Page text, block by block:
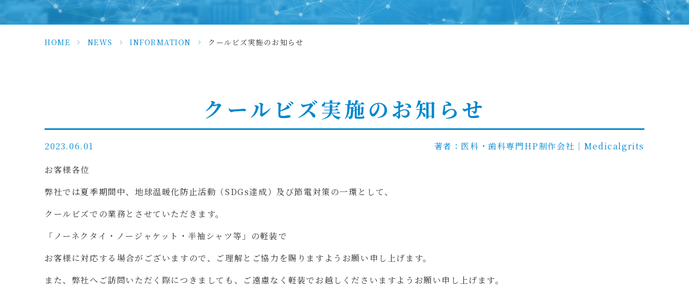
HOME > NEWS > INFORMATION > クールビズ実施のお知らせ
クールビズ実施のお知らせ
2023.06.01
著者：医科・歯科専門HP制作会社｜Medicalgrits
お客様各位
弊社では夏季期間中、地球温暖化防止活動（SDGs達成）及び節電対策の一環として、
クールビズでの業務とさせていただきます。
「ノーネクタイ・ノージャケット・半袖シャツ等」の軽装で
お客様に対応する場合がございますので、ご理解とご協力を賜りますようお願い申し上げます。
また、弊社へご訪問いただく際につきましても、ご遠慮なく軽装でお越しくださいますようお願い申し上げます。